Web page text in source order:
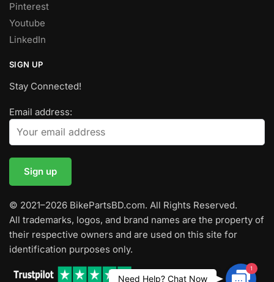
Pinterest
Youtube
LinkedIn
SIGN UP
Stay Connected!
Email address:
© 2021–2026 BikePartsBD.com. All Rights Reserved.
All trademarks, logos, and brand names are the property of
their respective owners and are used on this site for
identification purposes only.
1
Need Help? Chat Now